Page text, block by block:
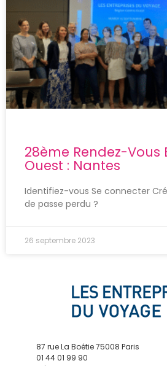
28ème Rendez-Vous
Ouest : Nantes
Identifiez-vous Se connecter
de passe perdu ?
26 septembre 2023
87 rue La Boétie 75008 Paris
01 44 01 99 90